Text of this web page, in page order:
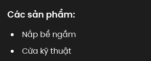
Các sản phẩm:
Nắp bể ngầm
Cửa kỹ thuật